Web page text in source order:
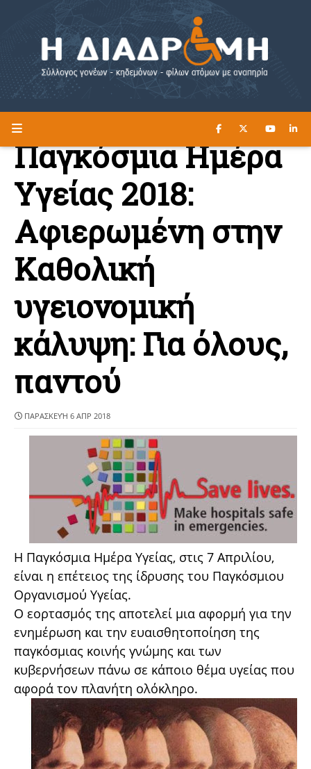
Η ΔΙΑΔΡΟΜΗ ΔΙΑΒΑΣΤΕ ΕΔΩ ►
Παγκόσμια Ημέρα
Υγείας 2018:
Αφιερωμένη στην
Καθολική
υγειονομική
κάλυψη: Για όλους,
παντού
ΠΑΡΑΣΚΕΥΉ 6 ΑΠΡ 2018
Η Παγκόσμια Ημέρα Υγείας, στις 7 Απριλίου,
είναι η επέτειος της ίδρυσης του Παγκόσμιου
Οργανισμού Υγείας.
Ο εορτασμός της αποτελεί μια αφορμή για την
ενημέρωση και την ευαισθητοποίηση της
παγκόσμιας κοινής γνώμης και των
κυβερνήσεων πάνω σε κάποιο θέμα υγείας που
αφορά τον πλανήτη ολόκληρο.